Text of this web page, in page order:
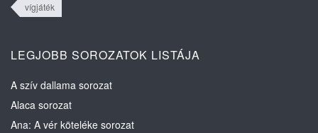
vígjáték
LEGJOBB SOROZATOK LISTÁJA
A szív dallama sorozat
Alaca sorozat
Ana: A vér köteléke sorozat